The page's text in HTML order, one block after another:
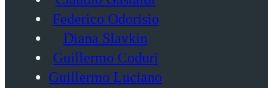
Federico Odorisio
Diana Slavkin
Guillermo Coduri
Guillermo Luciano